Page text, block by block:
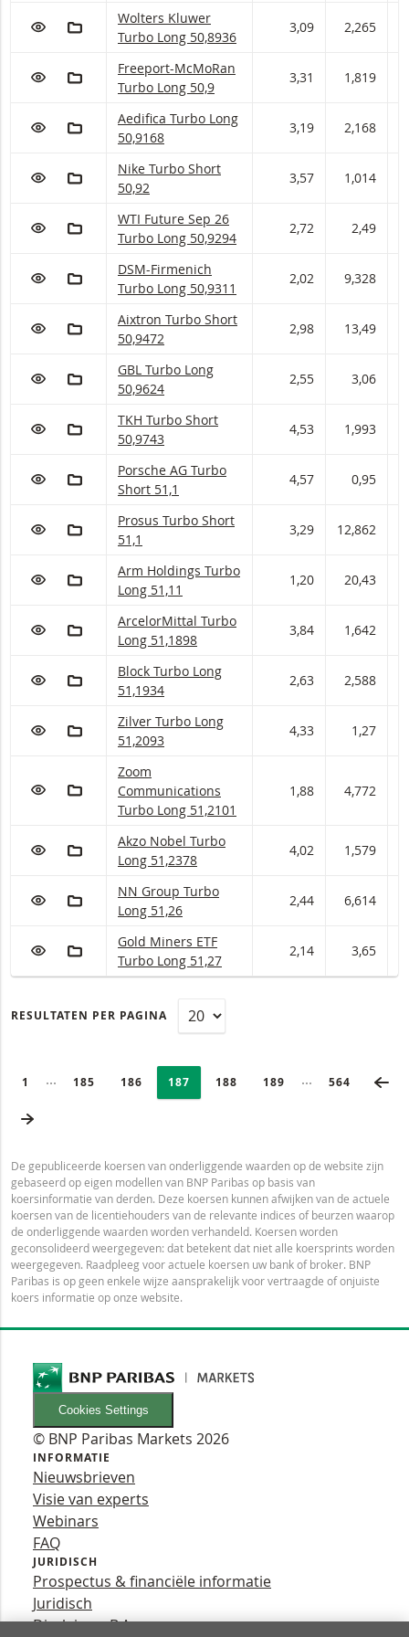
VOEG TOE AAN WATCHLIST
AAN PORTFOLIO TOEVOEGEN
Wolters Kluwer Turbo Long Met stop loss-
Wolters Kluwer
Turbo Long 50,8936
3,09 2,265
VOEG TOE AAN WATCHLIST
AAN PORTFOLIO TOEVOEGEN
Freeport-McMoRan Turbo Long Met stop loss-
Freeport-McMoRan
Turbo Long 50,9
3,31 1,819
VOEG TOE AAN WATCHLIST
AAN PORTFOLIO TOEVOEGEN
Aedifica Turbo Long Met stop loss-niveau
Aedifica Turbo Long
50,9168
3,19 2,168
VOEG TOE AAN WATCHLIST
AAN PORTFOLIO TOEVOEGEN
Nike Turbo Short Met stop loss-niveau 50,92
Nike Turbo Short
50,92
3,57 1,014
VOEG TOE AAN WATCHLIST
AAN PORTFOLIO TOEVOEGEN
WTI Future Sep 26 Turbo Long Met stop loss-
WTI Future Sep 26
Turbo Long 50,9294
2,72 2,49
VOEG TOE AAN WATCHLIST
AAN PORTFOLIO TOEVOEGEN
DSM-Firmenich Turbo Long Met stop loss-
DSM-Firmenich
Turbo Long 50,9311
2,02 9,328
VOEG TOE AAN WATCHLIST
AAN PORTFOLIO TOEVOEGEN
Aixtron Turbo Short Met stop loss-niveau
Aixtron Turbo Short
50,9472
2,98 13,49
VOEG TOE AAN WATCHLIST
AAN PORTFOLIO TOEVOEGEN
GBL Turbo Long Met stop loss-niveau 50,962
GBL Turbo Long
50,9624
2,55 3,06
VOEG TOE AAN WATCHLIST
AAN PORTFOLIO TOEVOEGEN
TKH Turbo Short Met stop loss-niveau 50,974
TKH Turbo Short
50,9743
4,53 1,993
VOEG TOE AAN WATCHLIST
AAN PORTFOLIO TOEVOEGEN
Porsche AG Turbo Short Met stop loss-niveau
Porsche AG Turbo
Short 51,1
4,57 0,95
VOEG TOE AAN WATCHLIST
AAN PORTFOLIO TOEVOEGEN
Prosus Turbo Short Met stop loss-niveau 51,1
Prosus Turbo Short
51,1
3,29 12,862
VOEG TOE AAN WATCHLIST
AAN PORTFOLIO TOEVOEGEN
Arm Holdings Turbo Long Met stop loss-niveau
Arm Holdings Turbo
Long 51,11
1,20 20,43
VOEG TOE AAN WATCHLIST
AAN PORTFOLIO TOEVOEGEN
ArcelorMittal Turbo Long Met stop loss-niveau
ArcelorMittal Turbo
Long 51,1898
3,84 1,642
VOEG TOE AAN WATCHLIST
AAN PORTFOLIO TOEVOEGEN
Block Turbo Long Met stop loss-niveau 51,193
Block Turbo Long
51,1934
2,63 2,588
VOEG TOE AAN WATCHLIST
AAN PORTFOLIO TOEVOEGEN
Zilver Turbo Long Met stop loss-niveau 51,209
Zilver Turbo Long
51,2093
4,33 1,27
VOEG TOE AAN WATCHLIST
AAN PORTFOLIO TOEVOEGEN
Zoom Communications Turbo Long Met stop
Zoom
Communications
Turbo Long 51,2101
1,88 4,772
VOEG TOE AAN WATCHLIST
AAN PORTFOLIO TOEVOEGEN
Akzo Nobel Turbo Long Met stop loss-niveau
Akzo Nobel Turbo
Long 51,2378
4,02 1,579
VOEG TOE AAN WATCHLIST
AAN PORTFOLIO TOEVOEGEN
NN Group Turbo Long Met stop loss-niveau
NN Group Turbo
Long 51,26
2,44 6,614
VOEG TOE AAN WATCHLIST
AAN PORTFOLIO TOEVOEGEN
Gold Miners ETF Turbo Long Met stop loss-
Gold Miners ETF
Turbo Long 51,27
2,14 3,65
RESULTATEN PER PAGINA
PAGE
1 Ingeklapte pagina’s
PAGINA
185 PAGINA
186 Selected:
PAGINA
187 PAGINA
188 PAGINA
189 Ingeklapte
LAATSTE
564
De gepubliceerde koersen van onderliggende waarden op de website zijn
gebaseerd op eigen modellen van BNP Paribas op basis van
koersinformatie van derden. Deze koersen kunnen afwijken van de actuele
koersen van de licentiehouders van de relevante indices of beurzen waarop
de onderliggende waarden worden verhandeld. Koersen worden
geconsolideerd weergegeven: dat betekent dat niet alle koersprints worden
weergegeven. Raadpleeg voor actuele koersen uw bank of broker. BNP
Paribas is op geen enkele wijze aansprakelijk voor vertraagde of onjuiste
koers informatie op onze website.
Cookies Settings
© BNP Paribas Markets 2026
INFORMATIE
Nieuwsbrieven
Visie van experts
Webinars
FAQ
JURIDISCH
Prospectus & financiële informatie
Juridisch
Disclaimer B.A.